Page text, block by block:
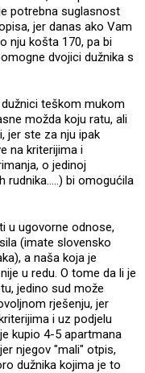
potrebna suglasnost
jer danas ako Vam
nju košta 170, pa bi
dvojici dužnika s
teškom mukom
možda koju ratu, ali
jer ste za nju ipak
na kriterijima i
o jedinoj
rudnika.....) bi omogućila
u ugovorne odnose,
(imate slovensko
a naša koja je
u redu. O tome da li je
jedino sud može
rješenju, jer
i uz podjelu
kupio 4-5 apartmana
njegov "mali" otpis,
dužnika kojima je to